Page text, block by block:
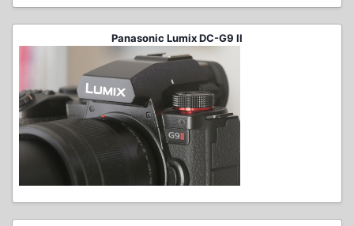
Panasonic Lumix DC-G9 II